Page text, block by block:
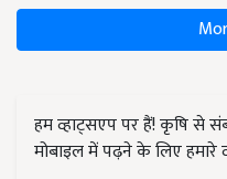
हम व्हाट्सएप पर हैं! कृषि से
मोबाइल में पढ़ने के लिए हमारे